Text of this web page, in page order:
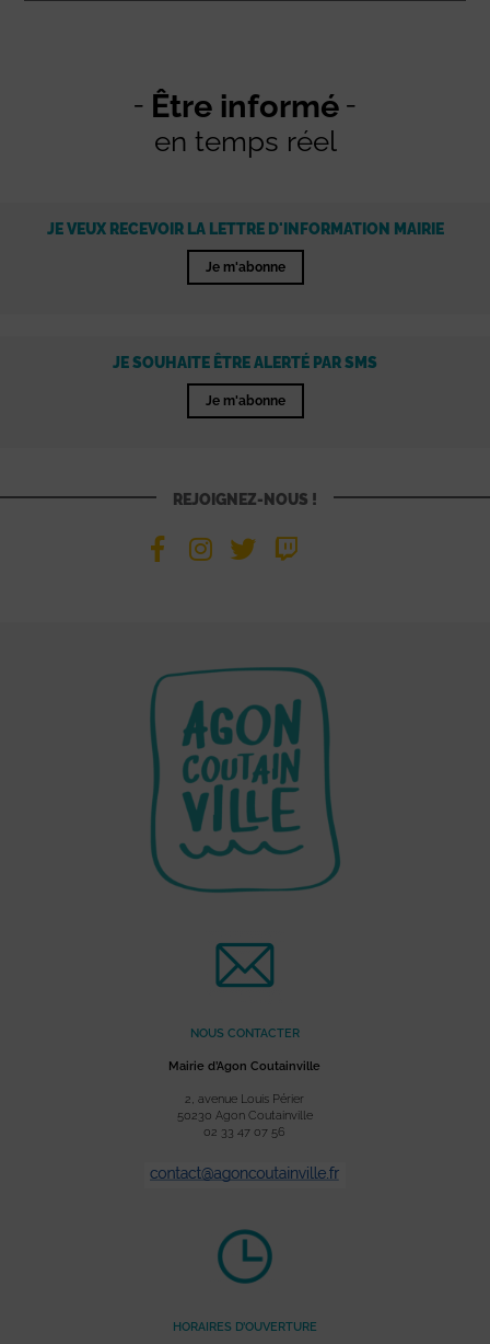
Être informé
en temps réel
JE VEUX RECEVOIR LA LETTRE D'INFORMATION MAIRIE
Je m'abonne
JE SOUHAITE ÊTRE ALERTÉ PAR SMS
Je m'abonne
REJOIGNEZ-NOUS !
NOUS CONTACTER
Mairie d’Agon Coutainville
2, avenue Louis Périer
50230 Agon Coutainville
02 33 47 07 56
HORAIRES D’OUVERTURE